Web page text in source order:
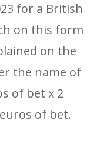
for a British
on this form
on the
the name of
of bet x 2
of bet.